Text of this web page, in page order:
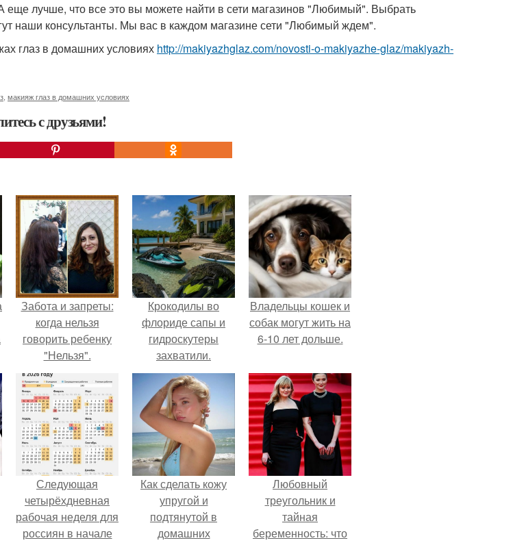
еще лучше, что все это вы можете найти в сети магазинов "Любимый". Выбрать
наши консультанты. Мы вас в каждом магазине сети "Любимый ждем".
глаз в домашних условиях http://makiyazhglaz.com/novosti-o-makiyazhe-glaz/makiyazh-
макияж глаз в домашних условиях
с друзьями!
Забота и запреты:
когда нельзя
говорить ребенку
"Нельзя".
Крокодилы во
флориде сапы и
гидроскутеры
захватили.
Владельцы кошек и
собак могут жить на
6-10 лет дольше.
Следующая
четырёхдневная
рабочая неделя для
россиян в начале
Как сделать кожу
упругой и
подтянутой в
домашних
Любовный
треугольник и
тайная
беременность: что